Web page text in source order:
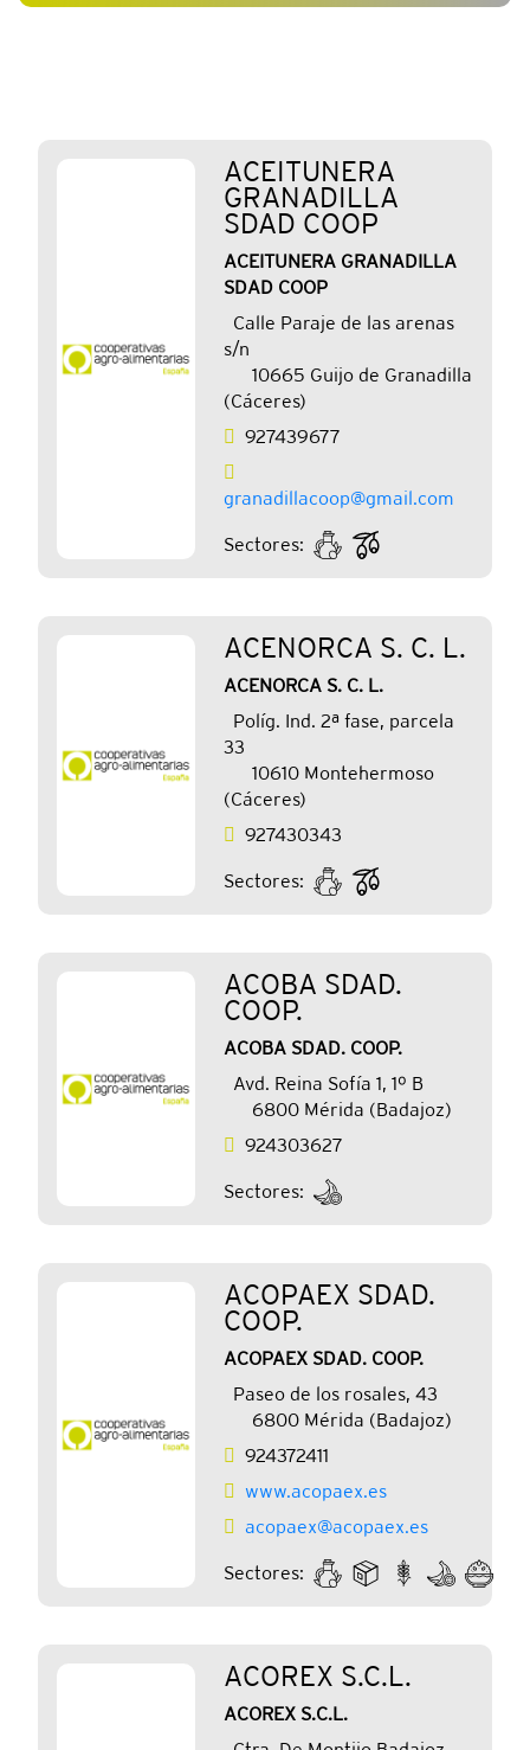
ACEITUNERA
GRANADILLA
SDAD COOP
ACEITUNERA GRANADILLA
SDAD COOP
Calle Paraje de las arenas
s/n
10665 Guijo de Granadilla
(Cáceres)
927439677
granadillacoop@gmail.com
Sectores:
ACENORCA S. C. L.
ACENORCA S. C. L.
Políg. Ind. 2ª fase, parcela
33
10610 Montehermoso
(Cáceres)
927430343
Sectores:
ACOBA SDAD.
COOP.
ACOBA SDAD. COOP.
Avd. Reina Sofía 1, 1º B
6800 Mérida (Badajoz)
924303627
Sectores:
ACOPAEX SDAD.
COOP.
ACOPAEX SDAD. COOP.
Paseo de los rosales, 43
6800 Mérida (Badajoz)
924372411
www.acopaex.es
acopaex@acopaex.es
Sectores:
ACOREX S.C.L.
ACOREX S.C.L.